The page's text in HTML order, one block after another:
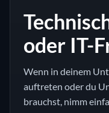
oder IT-
Wenn in deinem
auftreten oder du
brauchst, nimm